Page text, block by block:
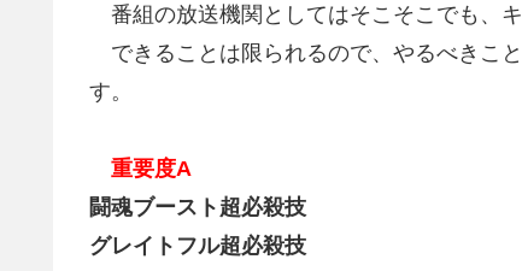
番組の放送機関としてはそこそこでも、
できることは限られるので、やるべきこ
す。
重要度A
闘魂ブースト超必殺技
グレイトフル超必殺技